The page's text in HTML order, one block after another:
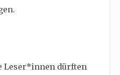
Leser*innen dürften